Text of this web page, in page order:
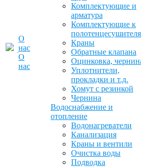
О
нас
О
нас
Комплектующие и
арматура
Комплектующие к
Краны
Обратные клапана
Оцинковка,
Уплотнители,
прокладки и т.д.
Хомут с резинкой
Чернина
Водоснабжение и
отопление
Водонагреватели
Канализация
Краны и вентили
Очистка воды
Подводка